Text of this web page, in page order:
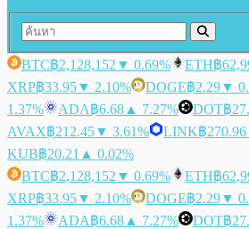
BTC฿2,128,152 ▼ 0.69% ETH฿
XRP฿33.95▼ 2.10% DOGE฿2.29▼
1.37%
ADA฿6.68 ▲ 7.27% DOT฿
AVAX฿212.45▼ 3.61% LINK฿270.96
KUB฿20.21 ▲ 0.02%
BTC฿2,128,152 ▼ 0.69% ETH฿
XRP฿33.95▼ 2.10% DOGE฿2.29▼
1.37%
ADA฿6.68 ▲ 7.27% DOT฿